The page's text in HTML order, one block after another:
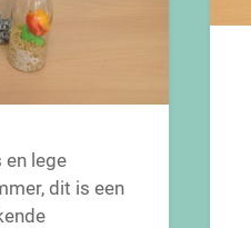
en lege
dit is een